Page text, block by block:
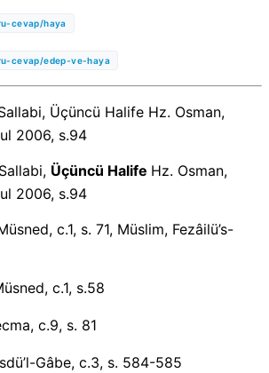
cevap/haya
cevap/edep-ve-haya
Üçüncü Halife Hz. Osman,
2006, s.94
Üçüncü Halife Hz. Osman,
2006, s.94
c.1, s. 71, Müslim, Fezâilü’s-
c.1, s.58
c.9, s. 81
Gâbe, c.3, s. 584-585